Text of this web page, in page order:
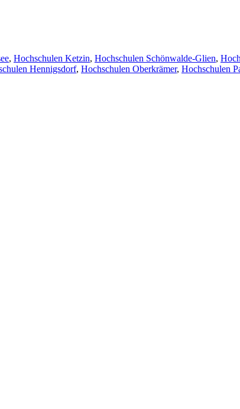
, Hochschulen Ketzin, Hochschulen Schönwalde-Glien,
Hennigsdorf, Hochschulen Oberkrämer, Hochschulen